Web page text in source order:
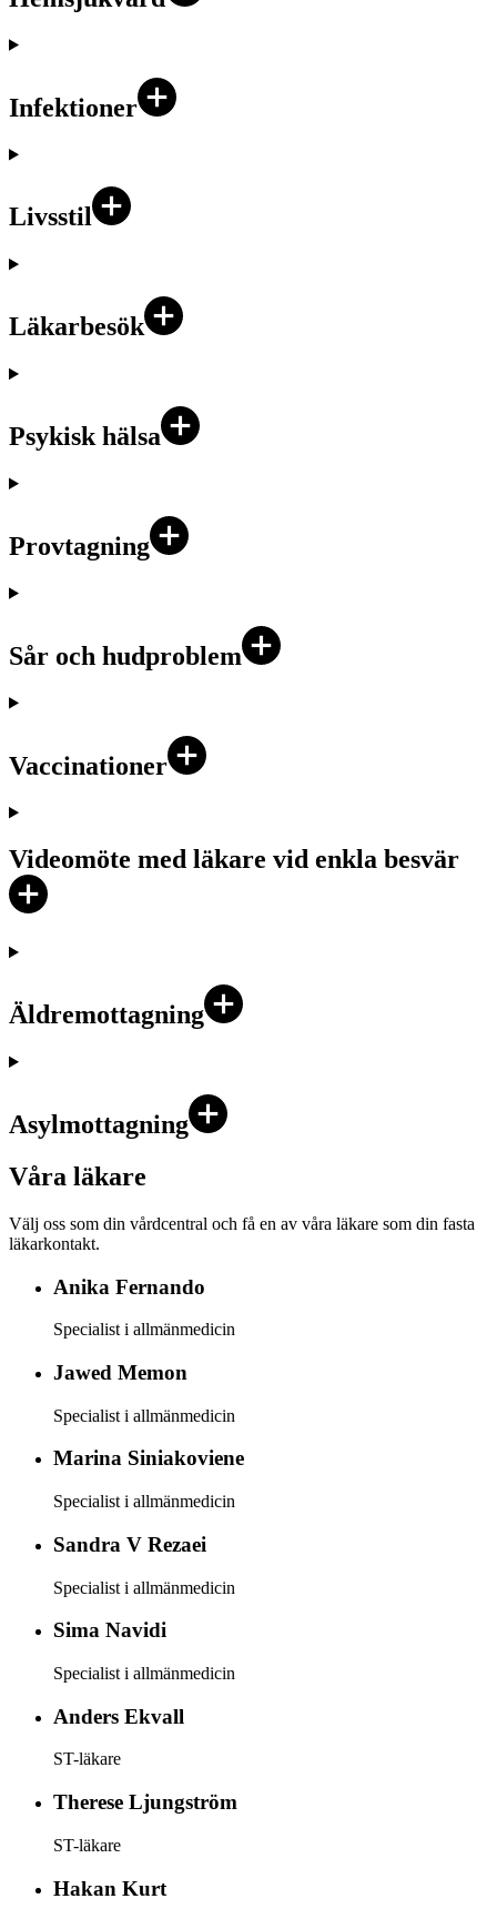
Infektioner
Livsstil
Läkarbesök
Psykisk hälsa
Provtagning
Sår och hudproblem
Vaccinationer
Videomöte med läkare vid enkla besvär
Äldremottagning
Asylmottagning
Våra läkare
Välj oss som din vårdcentral och få en av våra läkare som din fasta
läkarkontakt.
Anika Fernando
Specialist i allmänmedicin
Jawed Memon
Specialist i allmänmedicin
Marina Siniakoviene
Specialist i allmänmedicin
Sandra V Rezaei
Specialist i allmänmedicin
Sima Navidi
Specialist i allmänmedicin
Anders Ekvall
ST-läkare
Therese Ljungström
ST-läkare
Hakan Kurt